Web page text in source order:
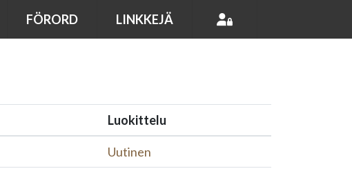
FÖRORD LINKKEJÄ
Luokittelu
Uutinen